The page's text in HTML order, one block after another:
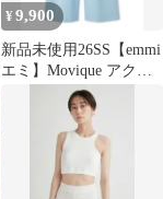
¥9,900
新品未使用26SS【emmi
エミ】Movique アクテ
ィブイージーパンツ